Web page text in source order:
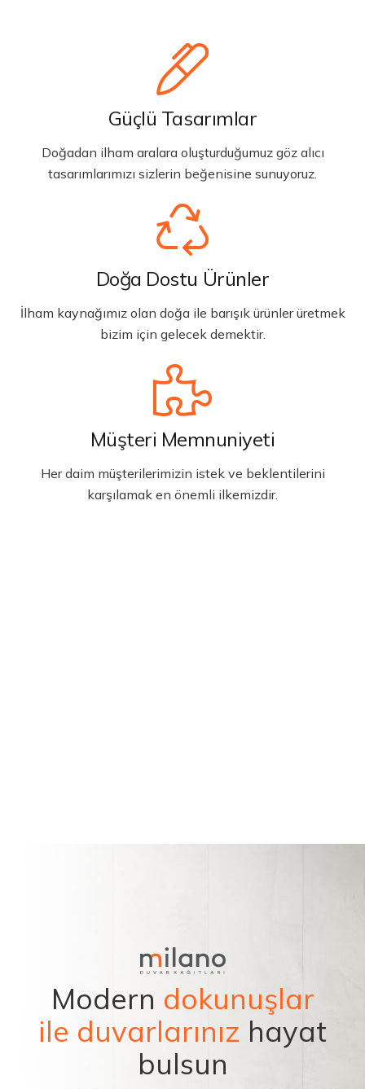
Güçlü Tasarımlar
Doğadan ilham aralara oluşturduğumuz göz alıcı
tasarımlarımızı sizlerin beğenisine sunuyoruz.
Doğa Dostu Ürünler
İlham kaynağımız olan doğa ile barışık ürünler üretmek
bizim için gelecek demektir.
Müşteri Memnuniyeti
Her daim müşterilerimizin istek ve beklentilerini
karşılamak en önemli ilkemizdir.
Modern dokunuşlar
ile duvarlarınız hayat
bulsun